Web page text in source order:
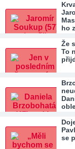
ho
Že
To
se